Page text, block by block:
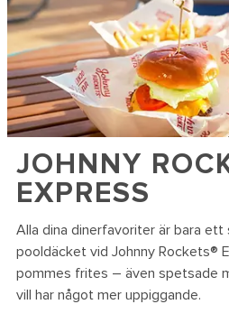
JOHNNY
EXPRESS
Alla dina dinerfavoriter är bara
pooldäcket vid Johnny Rockets®
pommes frites – även spetsade
vill har något mer uppiggande.